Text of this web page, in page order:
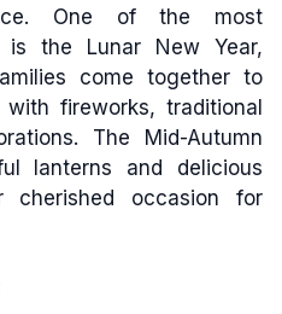
One of the most
is the Lunar New Year,
come together to
fireworks, traditional
The Mid-Autumn
lanterns and delicious
cherished occasion for